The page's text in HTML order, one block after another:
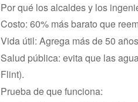
Por qué los alcaldes y los
Costo: 60% más barato que
Vida útil: Agrega más de 50
Salud pública: evita que las
Flint).
Prueba de que funciona: